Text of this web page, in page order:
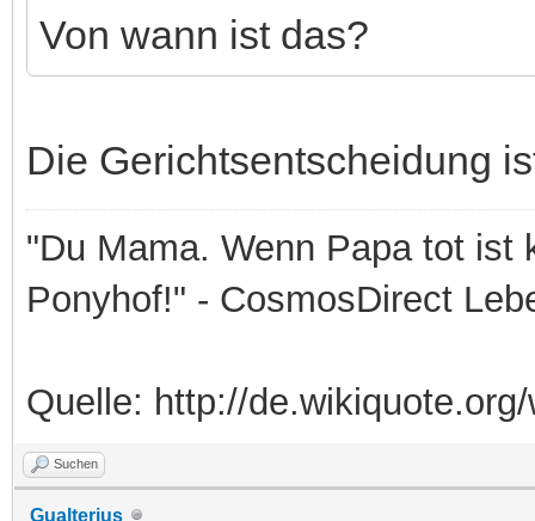
Von wann ist das?
Die Gerichtsentscheidung
"Du Mama. Wenn Papa tot ist
Ponyhof!" - CosmosDirect
Quelle: http://
Suchen
Gualterius